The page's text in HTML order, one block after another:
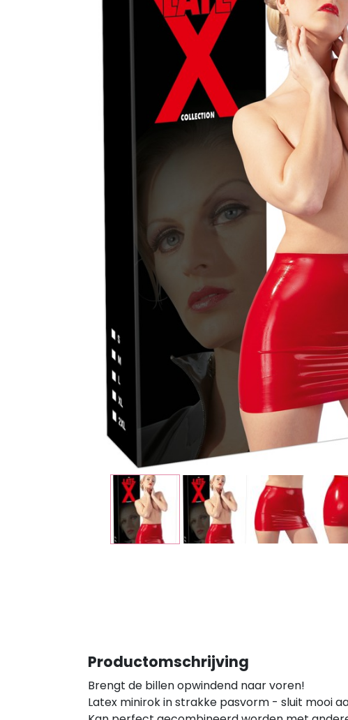
Productomschrijving
Brengt de billen opwindend naar voren!
Latex minirok in strakke pasvorm - sluit mooi